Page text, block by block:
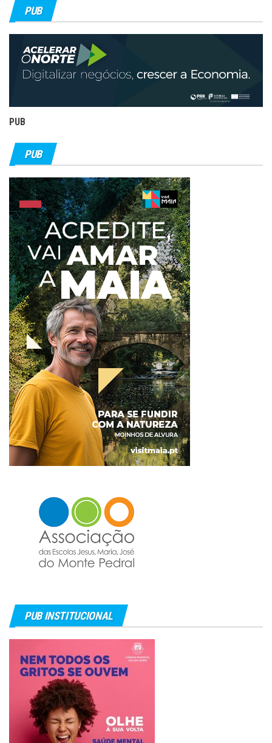
PUB
PUB
PUB
PUB INSTITUCIONAL